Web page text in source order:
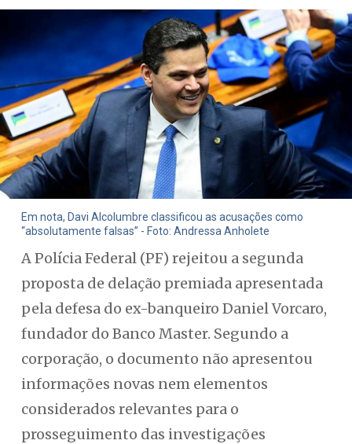
Em nota, Davi Alcolumbre classificou as acusações como
“absolutamente falsas” - Foto: Andressa Anholete
A Polícia Federal (PF) rejeitou a segunda
proposta de delação premiada apresentada
pela defesa do ex-banqueiro Daniel Vorcaro,
fundador do Banco Master. Segundo a
corporação, o documento não apresentou
informações novas nem elementos
considerados relevantes para o
prosseguimento das investigações